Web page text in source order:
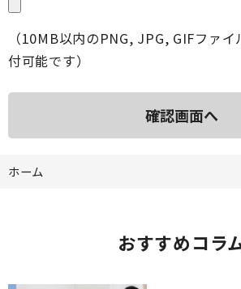
（10MB以内のPNG, JPG, GIFファ
付可能です）
ホーム
おすすめコラ